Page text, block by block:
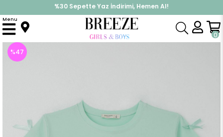
İndirimlere ek %10 İndirimi Kap, Hemen Üye Ol!
0
Menu
Anasayfa Üst Giyim Tişört
%47